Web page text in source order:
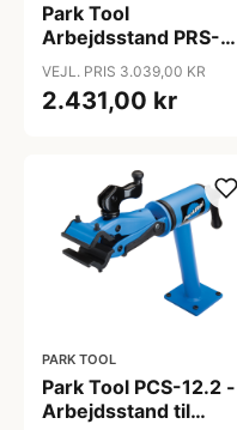
Park Tool
Arbejdsstand PRS-
4.2-2
VEJL. PRIS 3.039,00 KR
2.431,00 kr
PARK TOOL
Park Tool PCS-12.2 -
Arbejdsstand til